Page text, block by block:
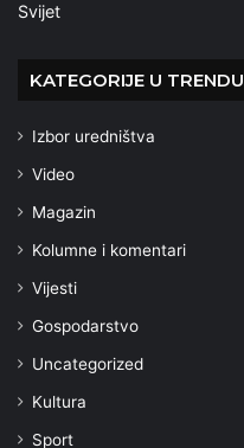
Svijet
KATEGORIJE U TRENDU
Izbor uredništva
Video
Magazin
Kolumne i komentari
Vijesti
Gospodarstvo
Uncategorized
Kultura
Sport